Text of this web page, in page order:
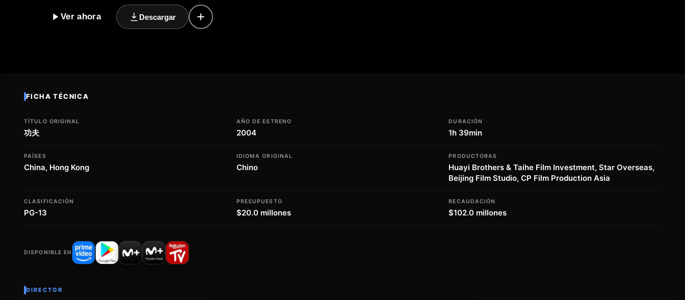
principio hasta el final. Los personajes son carismáticos y complejos, lo que os hará sentir
vosotros mismos como parte de la historia. La película también cuenta con una banda sonora
Ver ahora Descargar
FICHA TÉCNICA
TÍTULO ORIGINAL
功夫
AÑO DE ESTRENO
2004
DURACIÓN
1h 39min
PAÍSES
China, Hong Kong
IDIOMA ORIGINAL
Chino
PRODUCTORAS
Huayi Brothers & Taihe Film Investment, Star Overseas,
Beijing Film Studio, CP Film Production Asia
CLASIFICACIÓN
PG-13
PRESUPUESTO
$20.0 millones
RECAUDACIÓN
$102.0 millones
DISPONIBLE EN
DIRECTOR